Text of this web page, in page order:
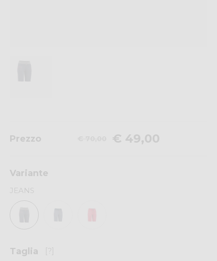
Prezzo € 49,00
Variante
JEANS
Taglia [?]